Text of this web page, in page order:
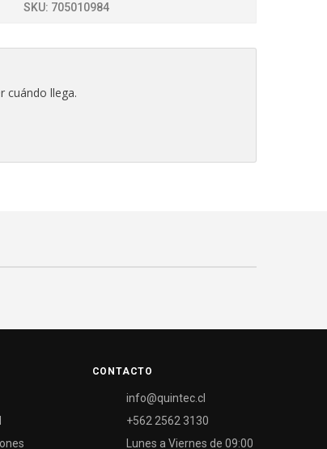
SKU: 705010984
cuándo llega.
CONTACTO
info@quintec.cl
+562 2562 3130
Lunes a Viernes de 09:00